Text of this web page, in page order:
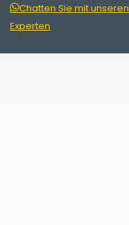
Chatten Sie mit unseren
Experten